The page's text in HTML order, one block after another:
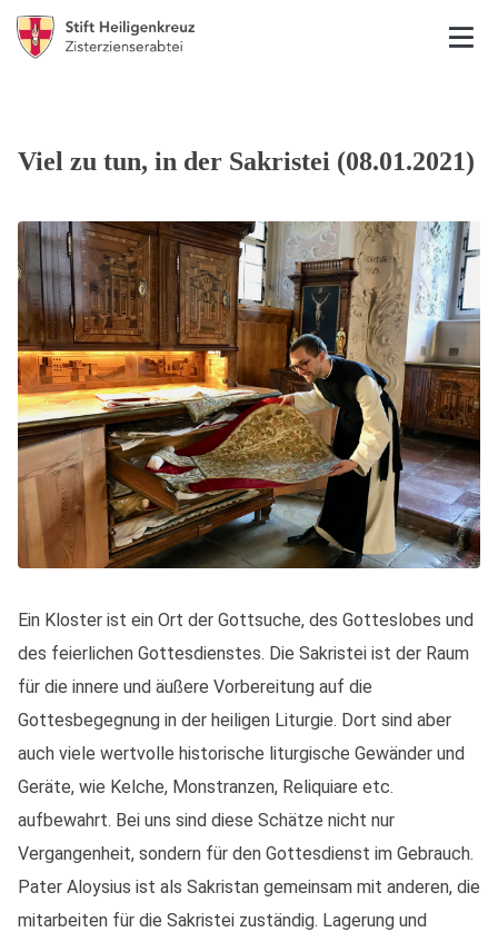
Viel zu tun, in der Sakristei (08.01.2021)
Ein Kloster ist ein Ort der Gottsuche, des Gotteslobes und
des feierlichen Gottesdienstes. Die Sakristei ist der Raum
für die innere und äußere Vorbereitung auf die
Gottesbegegnung in der heiligen Liturgie. Dort sind aber
auch viele wertvolle historische liturgische Gewänder und
Geräte, wie Kelche, Monstranzen, Reliquiare etc.
aufbewahrt. Bei uns sind diese Schätze nicht nur
Vergangenheit, sondern für den Gottesdienst im Gebrauch.
Pater Aloysius ist als Sakristan gemeinsam mit anderen, die
mitarbeiten für die Sakristei zuständig. Lagerung und